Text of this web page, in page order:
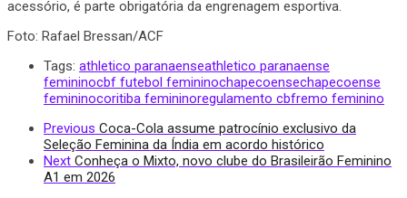
acessório, é parte obrigatória da engrenagem esportiva.
Foto: Rafael Bressan/ACF
Tags: athletico paranaenseathletico paranaense
femininocbf futebol femininochapecoensechapecoense
femininocoritiba femininoregulamento cbfremo feminino
Previous Coca-Cola assume patrocínio exclusivo da
Seleção Feminina da Índia em acordo histórico
Next Conheça o Mixto, novo clube do Brasileirão Feminino
A1 em 2026